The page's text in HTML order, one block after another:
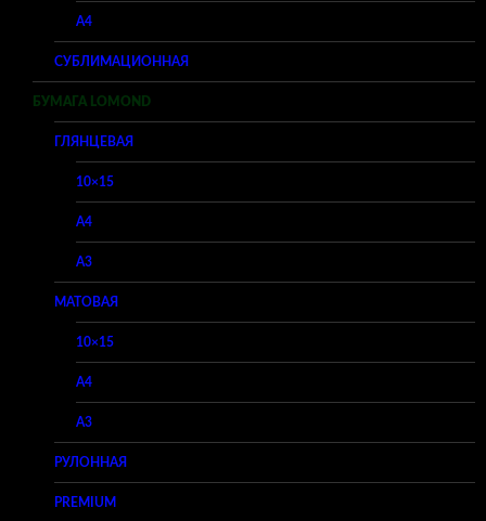
A4
СУБЛИМАЦИОННАЯ
БУМАГА LOMOND
ГЛЯНЦЕВАЯ
10×15
A4
A3
МАТОВАЯ
10×15
A4
A3
РУЛОННАЯ
PREMIUM